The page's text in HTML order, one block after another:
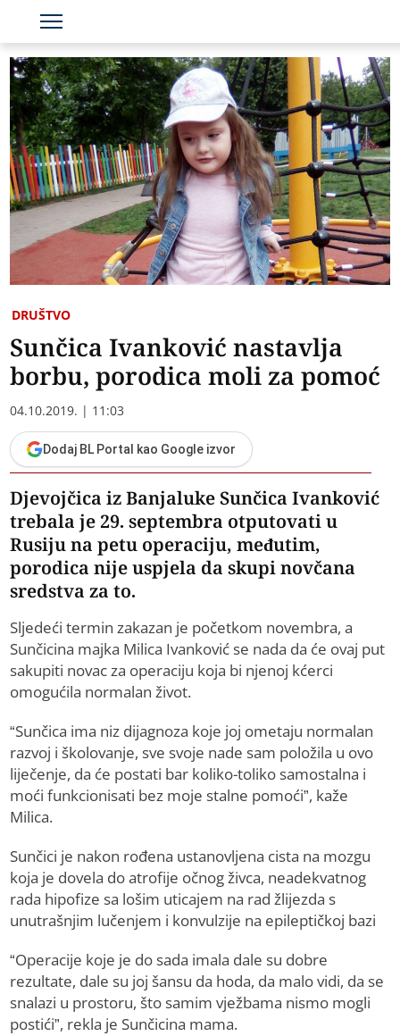
DRUŠTVO
Sunčica Ivanković nastavlja
borbu, porodica moli za pomoć
04.10.2019. | 11:03
Dodaj BL Portal kao Google izvor
Djevojčica iz Banjaluke Sunčica Ivanković
trebala je 29. septembra otputovati u
Rusiju na petu operaciju, međutim,
porodica nije uspjela da skupi novčana
sredstva za to.
Sljedeći termin zakazan je početkom novembra, a
Sunčicina majka Milica Ivanković se nada da će ovaj put
sakupiti novac za operaciju koja bi njenoj kćerci
omogućila normalan život.
“Sunčica ima niz dijagnoza koje joj ometaju normalan
razvoj i školovanje, sve svoje nade sam položila u ovo
liječenje, da će postati bar koliko-toliko samostalna i
moći funkcionisati bez moje stalne pomoći”, kaže
Milica.
Sunčici je nakon rođena ustanovljena cista na mozgu
koja je dovela do atrofije očnog živca, neadekvatnog
rada hipofize sa lošim uticajem na rad žlijezda s
unutrašnjim lučenjem i konvulzije na epileptičkoj bazi
“Operacije koje je do sada imala dale su dobre
rezultate, dale su joj šansu da hoda, da malo vidi, da se
snalazi u prostoru, što samim vježbama nismo mogli
postići”, rekla je Sunčicina mama.